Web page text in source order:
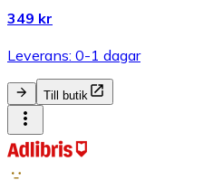
349 kr
Leverans: 0-1 dagar
Till butik